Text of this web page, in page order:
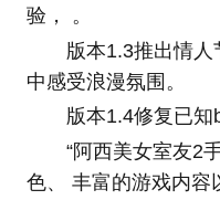
验， 。
版本1.3推出情
中感受浪漫氛围。
版本1.4修复已知
“阿西美女室友2
色、 丰富的游戏内容